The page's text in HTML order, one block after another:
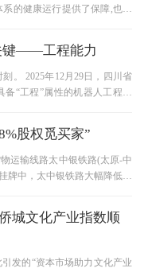
的健康运行提供了保障,也在
键——工程能力
。 2025年12月29日，四川省
“工程”属性的机器人工程学
股权觅买家”
运输线路太中银铁路(太原-中
牌中，太中银铁路大幅降低了
城文化产业指数顺
发的“资本市场助力文化产业